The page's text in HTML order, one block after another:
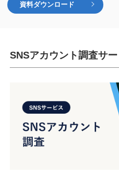
資料ダウンロード
SNSアカウント調査サ